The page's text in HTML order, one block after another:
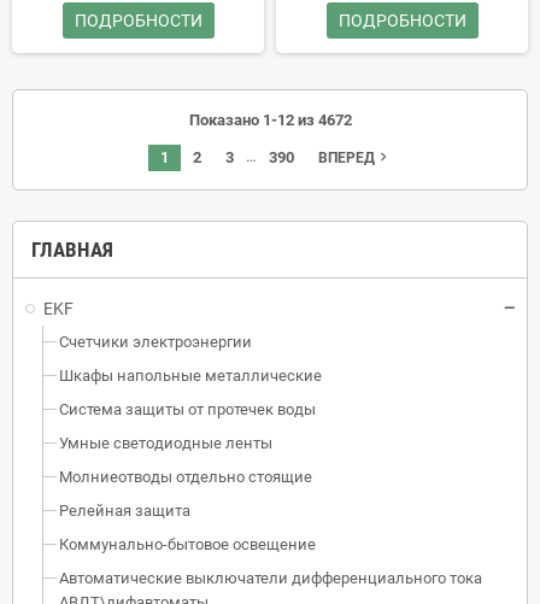
ГЛАВНАЯ
EKF
Счетчики электроэнергии
Шкафы напольные металлические
Система защиты от протечек воды
Умные светодиодные ленты
Молниеотводы отдельно стоящие
Релейная защита
Коммунально-бытовое освещение
Автоматические выключатели дифференциального тока
ПОДРОБНОСТИ ПОДРОБНОСТИ
Показано 1-12 из 4672
1 2 3 … 390 ВПЕРЕД navigate_next